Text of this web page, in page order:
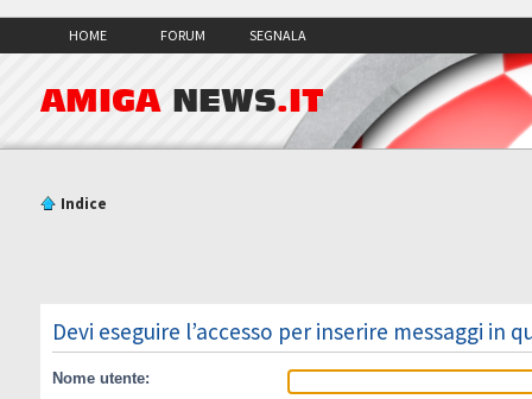
HOME FORUM SEGNALA
AMIGA NEWS.IT
Indice
Devi eseguire l’accesso per inserire messaggi in
Nome utente: